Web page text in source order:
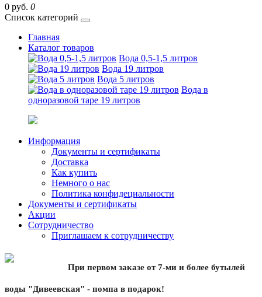
0 руб. 0
Список категорий
Главная
Каталог товаров
Вода 0,5-1,5 литров
Вода 19 литров
Вода 5 литров
Вода в
одноразовой таре 19 литров
Информация
Документы и сертификаты
Доставка
Как купить
Немного о нас
Политика конфидециальности
Документы и сертификаты
Акции
Сотрудничество
Приглашаем к сотрудничеству
При первом заказе от 7-ми и более бутылей
воды "Дивеевская" - помпа в подарок!